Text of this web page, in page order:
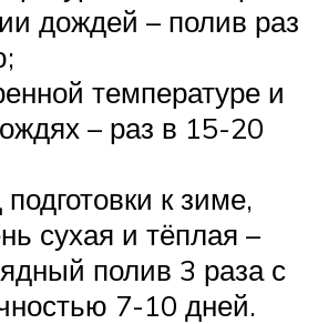
дождей – полив раз
температуре и
– раз в 15-20
к зиме,
сухая и тёплая –
полив 3 раза с
7-10 дней.